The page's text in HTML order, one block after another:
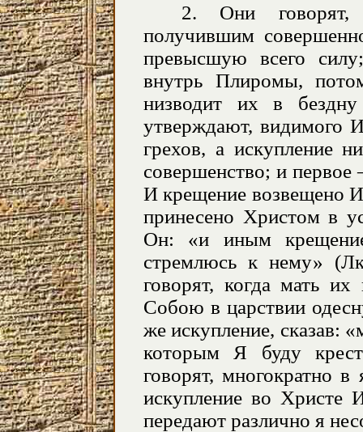
2. Они говорят,
получившим
превысшую всего
внутрь Плиромы,
низводит их в
утверждают, видимого
грехов, а искупление
совершенство; и
И крещение возвещено
принесено Христом в
Он: «и иным
стремлюсь к нему»
говорят, когда мать
Собою в царствии
же искупление, сказав:
которым Я буду
говорят, многократно
искупление во Христе
передают различно я